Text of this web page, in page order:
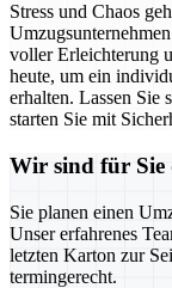
Stress und Chaos
voller Erleichterung
heute, um ein
erhalten. Lassen Sie
starten Sie mit
Wir sind für Sie
Sie planen einen
Unser erfahrenes
letzten Karton zur
termingerecht.